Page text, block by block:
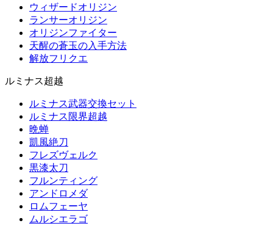
ウィザードオリジン
ランサーオリジン
オリジンファイター
天醒の蒼玉の入手方法
解放フリクエ
ルミナス超越
ルミナス武器交換セット
ルミナス限界超越
晩蝉
凱風絶刀
フレズヴェルク
黒漆太刀
フルンティング
アンドロメダ
ロムフェーヤ
ムルシエラゴ